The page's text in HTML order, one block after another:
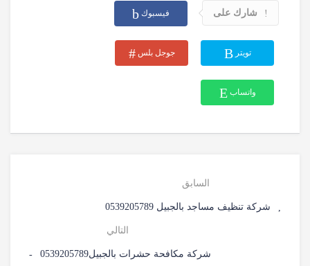
شارك على فيسبوك
تويتر جوجل بلس
واتساب
السابق
شركة تنظيف مساجد بالجبيل 0539205789
التالي
شركة مكافحة حشرات بالجبيل0539205789